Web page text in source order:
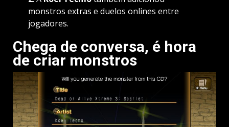
monstros extras e duelos onlines entre
jogadores.
Chega de conversa, é hora
de criar monstros